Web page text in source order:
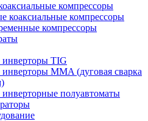
компрессоры
коаксиальные компрессоры
компрессоры
TIG
MMA (дуговая сварка
полуавтоматы